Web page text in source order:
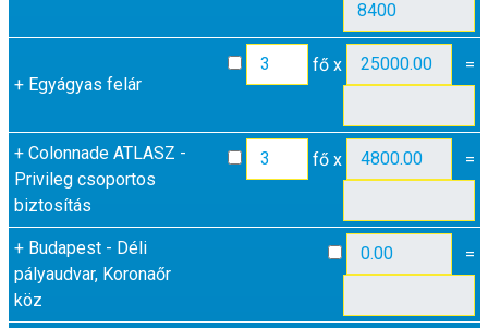
+Egyágyas felár
fő x =
+Colonnade ATLASZ -
Privileg csoportos
biztosítás
fő x =
+Budapest - Déli
pályaudvar, Koronaőr
köz
=